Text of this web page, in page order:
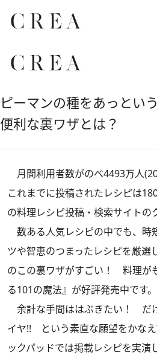
ピーマンの種をあっとい
便利な裏ワザとは？
月間利用者数がのべ4493万人
これまでに投稿されたレシピは
の料理レシピ投稿・検索サイトの
数ある人気レシピの中でも、時
ツや智恵のつまったレシピを厳選
のこの裏ワザがすごい！ 料理が
る101の魔法』が好評発売中です。
余計な手間ははぶきたい！ だ
イヤ!! という素直な願望をかな
ックパッドでは掲載レシピを実演